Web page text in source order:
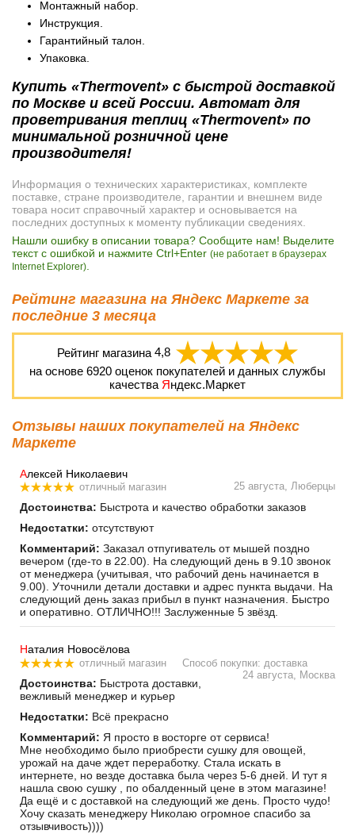
Монтажный набор.
Инструкция.
Гарантийный талон.
Упаковка.
Купить «Thermovent» с быстрой доставкой
по Москве и всей России. Автомат для
проветривания теплиц «Thermovent» по
минимальной розничной цене
производителя!
Информация о технических характеристиках, комплекте
поставке, стране производителе, гарантии и внешнем виде
товара носит справочный характер и основывается на
последних доступных к моменту публикации сведениях.
Нашли ошибку в описании товара? Сообщите нам! Выделите
текст с ошибкой и нажмите Ctrl+Enter (не работает в браузерах
Internet Explorer)
Рейтинг магазина на Яндекс Маркете за
последние 3 месяца
Рейтинг магазина 4,8
на основе 6920 оценок покупателей и данных службы
качества Яндекс.Маркет
Отзывы наших покупателей на Яндекс
Маркете
Алексей Николаевич
отличный магазин 25 августа, Люберцы
Достоинства: Быстрота и качество обработки заказов
Недостатки: отсутствуют
Комментарий: Заказал отпугиватель от мышей поздно
вечером (где-то в 22.00). На следующий день в 9.10 звонок
от менеджера (учитывая, что рабочий день начинается в
9.00). Уточнили детали доставки и адрес пункта выдачи. На
следующий день заказ прибыл в пункт назначения. Быстро
и оперативно. ОТЛИЧНО!!! Заслуженные 5 звёзд.
Наталия Новосёлова
отличный магазин
Способ покупки: доставка
24 августа, Москва
Достоинства: Быстрота доставки,
вежливый менеджер и курьер
Недостатки: Всё прекрасно
Комментарий: Я просто в восторге от сервиса!
Мне необходимо было приобрести сушку для овощей,
урожай на даче ждет переработку. Стала искать в
интернете, но везде доставка была через 5-6 дней. И тут я
нашла свою сушку , по обалденный цене в этом магазине!
Да ещё и с доставкой на следующий же день. Просто чудо!
Хочу сказать менеджеру Николаю огромное спасибо за
отзывчивость))))